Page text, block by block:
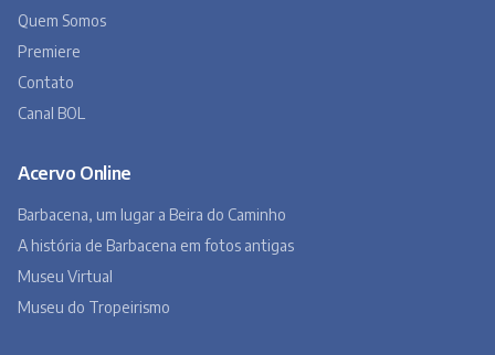
Fundado em 01 de setembro de 2001.
Institucional